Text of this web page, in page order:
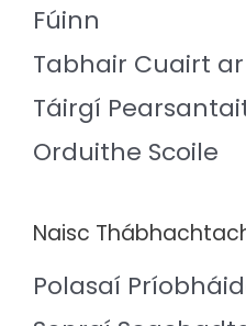
Fúinn
Tabhair Cuairt
Táirgí
Orduithe Scoile
Naisc
Polasaí